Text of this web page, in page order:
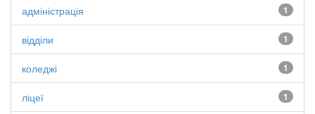
1
адміністрація
1
відділи
1
коледжі
1
ліцеї